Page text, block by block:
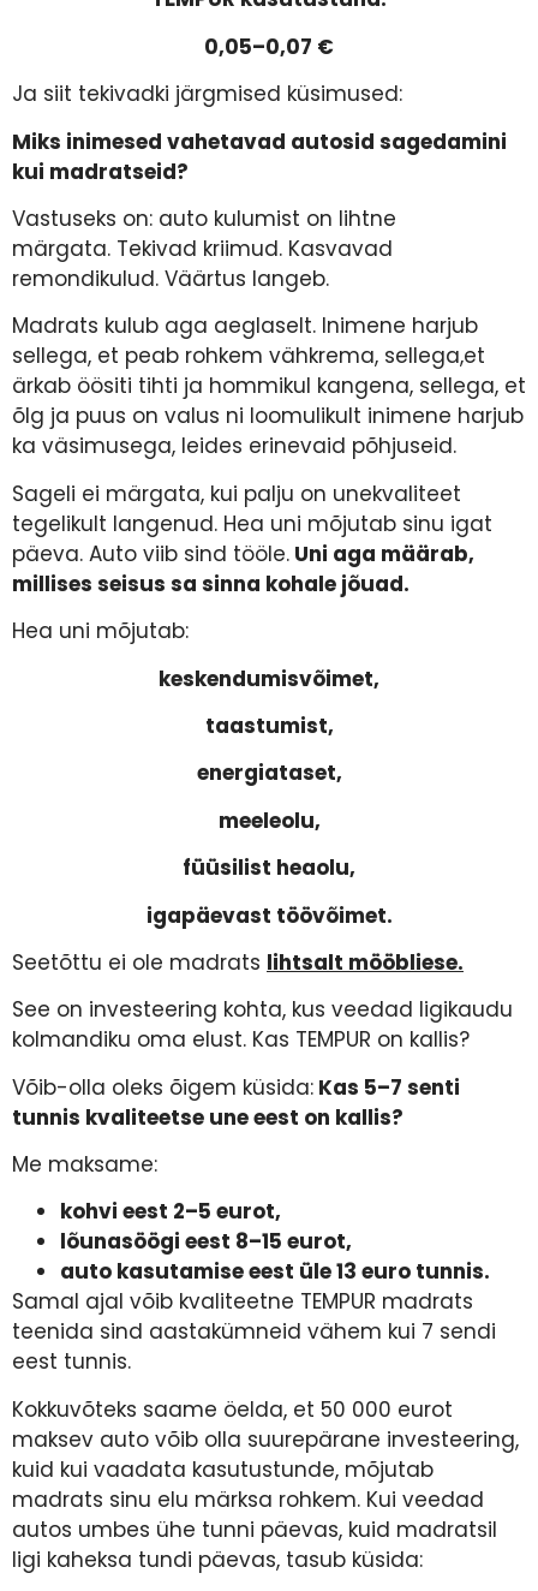
0,05–0,07 €
Ja siit tekivadki järgmised küsimused:
Miks inimesed vahetavad autosid sagedamini
kui madratseid?
Vastuseks on: auto kulumist on lihtne
märgata. Tekivad kriimud. Kasvavad
remondikulud. Väärtus langeb.
Madrats kulub aga aeglaselt. Inimene harjub
sellega, et peab rohkem vähkrema, sellega,et
ärkab öösiti tihti ja hommikul kangena, sellega, et
õlg ja puus on valus ni loomulikult inimene harjub
ka väsimusega, leides erinevaid põhjuseid.
Sageli ei märgata, kui palju on unekvaliteet
tegelikult langenud. Hea uni mõjutab sinu igat
päeva. Auto viib sind tööle. Uni aga määrab,
millises seisus sa sinna kohale jõuad.
Hea uni mõjutab:
keskendumisvõimet,
taastumist,
energiataset,
meeleolu,
füüsilist heaolu,
igapäevast töövõimet.
Seetõttu ei ole madrats lihtsalt mööbliese.
See on investeering kohta, kus veedad ligikaudu
kolmandiku oma elust. Kas TEMPUR on kallis?
Võib-olla oleks õigem küsida: Kas 5–7 senti
tunnis kvaliteetse une eest on kallis?
Me maksame:
kohvi eest 2–5 eurot,
lõunasöögi eest 8–15 eurot,
auto kasutamise eest üle 13 euro tunnis.
Samal ajal võib kvaliteetne TEMPUR madrats
teenida sind aastakümneid vähem kui 7 sendi
eest tunnis.
Kokkuvõteks saame öelda, et 50 000 eurot
maksev auto võib olla suurepärane investeering,
kuid kui vaadata kasutustunde, mõjutab
madrats sinu elu märksa rohkem. Kui veedad
autos umbes ühe tunni päevas, kuid madratsil
ligi kaheksa tundi päevas, tasub küsida: